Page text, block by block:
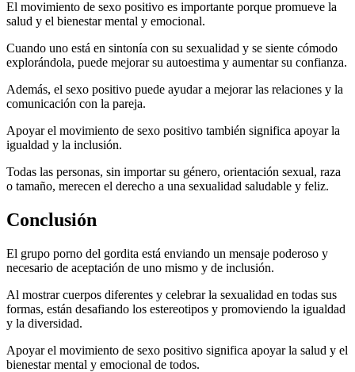
El movimiento de sexo positivo es importante porque promueve la
salud y el bienestar mental y emocional.
Cuando uno está en sintonía con su sexualidad y se siente cómodo
explorándola, puede mejorar su autoestima y aumentar su confianza.
Además, el sexo positivo puede ayudar a mejorar las relaciones y la
comunicación con la pareja.
Apoyar el movimiento de sexo positivo también significa apoyar la
igualdad y la inclusión.
Todas las personas, sin importar su género, orientación sexual, raza
o tamaño, merecen el derecho a una sexualidad saludable y feliz.
Conclusión
El grupo porno del gordita está enviando un mensaje poderoso y
necesario de aceptación de uno mismo y de inclusión.
Al mostrar cuerpos diferentes y celebrar la sexualidad en todas sus
formas, están desafiando los estereotipos y promoviendo la igualdad
y la diversidad.
Apoyar el movimiento de sexo positivo significa apoyar la salud y el
bienestar mental y emocional de todos.